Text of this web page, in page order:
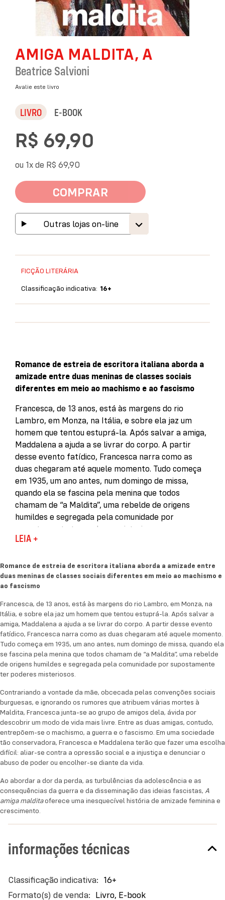
Galeria
imagens
AMIGA MALDITA, A
Beatrice Salvioni
Avalie este livro
LIVRO E-BOOK
COMPRAR
R$ 69,90
ou 1x de R$ 69,90
Outras lojas on-line
FICÇÃO LITERÁRIA
Classificação indicativa: 16+
Romance de estreia de escritora italiana aborda a
amizade entre duas meninas de classes sociais
diferentes em meio ao machismo e ao fascismo
Francesca, de 13 anos, está às margens do rio
Lambro, em Monza, na Itália, e sobre ela jaz um
homem que tentou estuprá-la. Após salvar a amiga,
Maddalena a ajuda a se livrar do corpo. A partir
desse evento fatídico, Francesca narra como as
duas chegaram até aquele momento. Tudo começa
em 1935, um ano antes, num domingo de missa,
quando ela se fascina pela menina que todos
chamam de “a Maldita”, uma rebelde de origens
humildes e segregada pela comunidade por
supostamente ter poderes misteriosos.
convenções sociais burguesas, e ignorando os
rumores que atribuem várias mortes à Maldita,
Francesca junta-se ao grupo de amigos dela, ávida
duas amigas, contudo, entrepõem-se o machismo, a
guerra e o fascismo. Em uma sociedade tão
conservadora, Francesca e Maddalena terão que
fazer uma escolha difícil: aliar-se contra a opressão
social e a injustiça e denunciar o abuso de poder ou
encolher-se diante da vida.
Ao abordar a dor da perda, as turbulências da
adolescência e as consequências da guerra e da
disseminação das ideias fascistas,A amiga maldita
oferece uma inesquecível história de amizade
feminina e crescimento.
LEIA +
Romance de estreia de escritora italiana aborda a amizade entre
duas meninas de classes sociais diferentes em meio ao machismo e
ao fascismo
Francesca, de 13 anos, está às margens do rio Lambro, em Monza, na
Itália, e sobre ela jaz um homem que tentou estuprá-la. Após salvar a
amiga, Maddalena a ajuda a se livrar do corpo. A partir desse evento
fatídico, Francesca narra como as duas chegaram até aquele momento.
Tudo começa em 1935, um ano antes, num domingo de missa, quando ela
se fascina pela menina que todos chamam de “a Maldita”, uma rebelde
de origens humildes e segregada pela comunidade por supostamente
ter poderes misteriosos.
Contrariando a vontade da mãe, obcecada pelas convenções sociais
burguesas, e ignorando os rumores que atribuem várias mortes à
Maldita, Francesca junta-se ao grupo de amigos dela, ávida por
descobrir um modo de vida mais livre. Entre as duas amigas, contudo,
entrepõem-se o machismo, a guerra e o fascismo. Em uma sociedade
tão conservadora, Francesca e Maddalena terão que fazer uma escolha
difícil: aliar-se contra a opressão social e a injustiça e denunciar o
abuso de poder ou encolher-se diante da vida.
Ao abordar a dor da perda, as turbulências da adolescência e as
consequências da guerra e da disseminação das ideias fascistas, A
amiga malditaoferece uma inesquecível história de amizade feminina e
crescimento.
informações técnicas
Mais
informações
16+
Livro, E-book